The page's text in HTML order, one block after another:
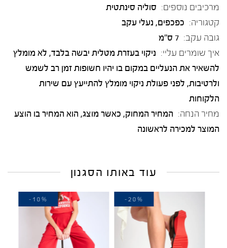
מרכיבים נוספים: סוליה סינתטית
קטגוריה: כפכפים, נעלי עקב
גובה עקב: 7 ס"מ
איך שומרים עליי: ניקוי בעזרת מטלית יבשה בלבד, לא מומלץ
להשאיר את הנעליים במקום בו יהיו חשופות זמן רב לשמש
ולרטיבות, לפני פעולת ניקוי מומלץ להתייעץ עם שירות
הלקוחות
מחיר הנחה: המחיר המחוק, כאשר מוצג, הוא המחיר בו הוצע
המוצר למכירה לראשונה
עוד באותו הסגנון
-20%
-10%